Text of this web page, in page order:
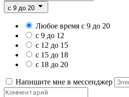
c 9 до 20
Любое время с 9 до 20
с 9 до 12
с 12 до 15
с 15 до 18
с 18 до 20
Напишите мне в мессенджер